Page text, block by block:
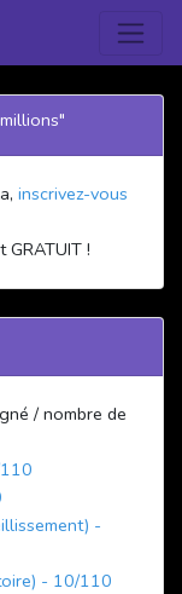
inscrivez-vous
!
/ nombre de
-
- 10/110